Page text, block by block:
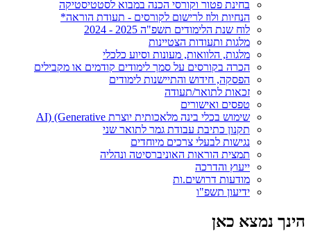
בחינת פטור וקורסי הכנה במבוא לסטטיסטיקה
הנחיות ולוז לרישום לקורסים - תעודת הוראה*
לוח שנת הלימודים תשפ"ה 2025 - 2024
מלגות ותעודות הצטיינות
מלגות, הלוואות, מעונות וסיוע כלכלי
הכרה בקורסים על סמך לימודים קודמים או מקבילים
הפסקה, חידוש והתיישנות לימודים
זכאות לתואר/תעודה
טפסים ואישורים
שימוש בכלי בינה מלאכותית יוצרת AI) (Generative
תקנון כתיבת עבודת גמר לתואר שני
נגישות לבעלי צרכים מיוחדים
תמצית הוראות האוניברסיטה ונהליה
ייעוץ והדרכה
מודעות דרושים.ות
ידיעון תשפ"ו
הינך נמצא כאן